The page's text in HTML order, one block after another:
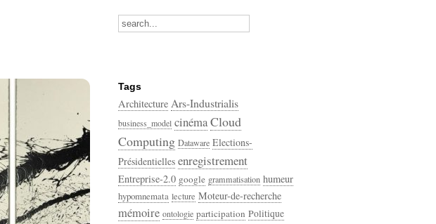
Tags
Architecture Ars-Industrialis
business_model cinémaCloud
Computing Dataware Elections-
Présidentielles enregistrement
Entreprise-2.0 google grammatisation humeur
hypomnemata lecture Moteur-de-recherche
mémoire ontologie participation Politique